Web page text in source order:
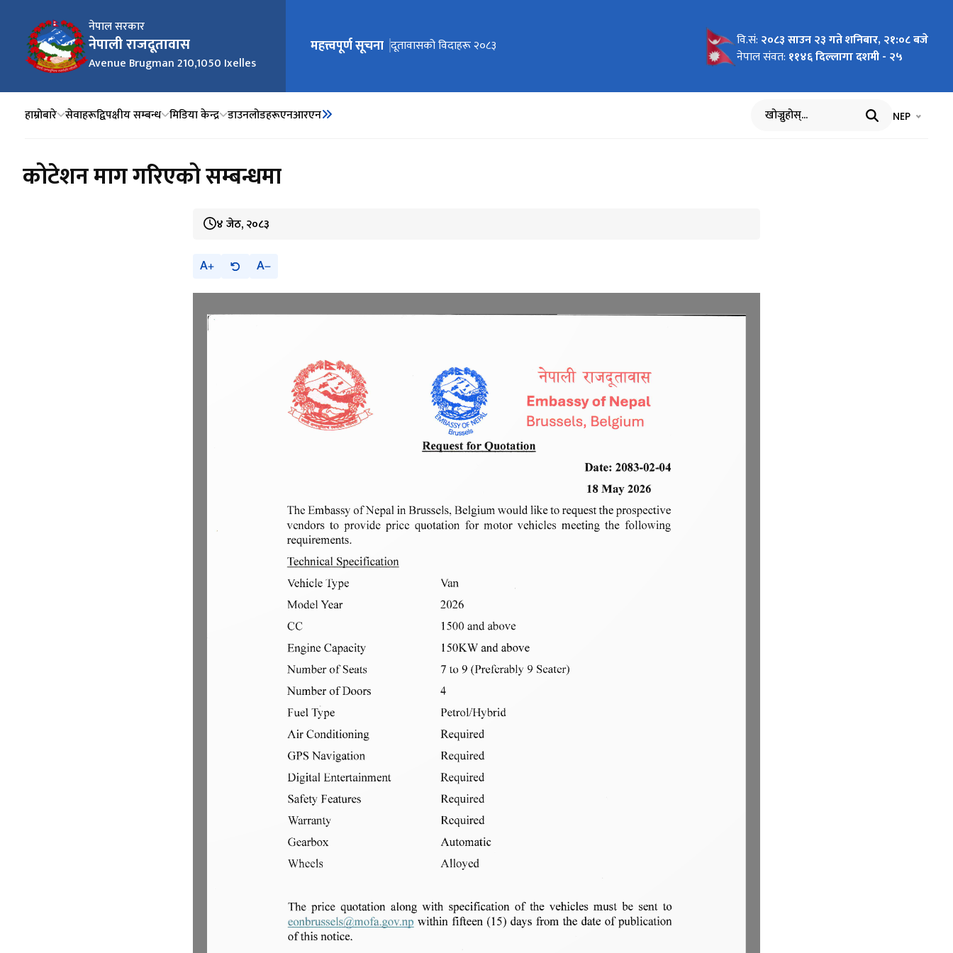
नेपाल सरकार
नेपाली राजदूतावास
Avenue Brugman 210,1050 Ixelles
मुख्य नेभिगेसनमा जानुहोस्
महत्त्वपूर्ण सूचना दूतावासको विदाहरू २०८३ वि.सं: २०८३ साउन २३ गते शनिबार, २१:०८ बजे
नेपाल संवत: ११४६ दिल्लागा दशमी - २५
हाम्रोबारे सेवाहरूद्विपक्षीय सम्बन्ध मिडिया केन्द्र डाउनलोडहरूएनआरएन खोज्नुहोस् भाषा चयन
NEP
कोटेशन माग गरिएको सम्बन्धमा
४ जेठ, २०८३
A A